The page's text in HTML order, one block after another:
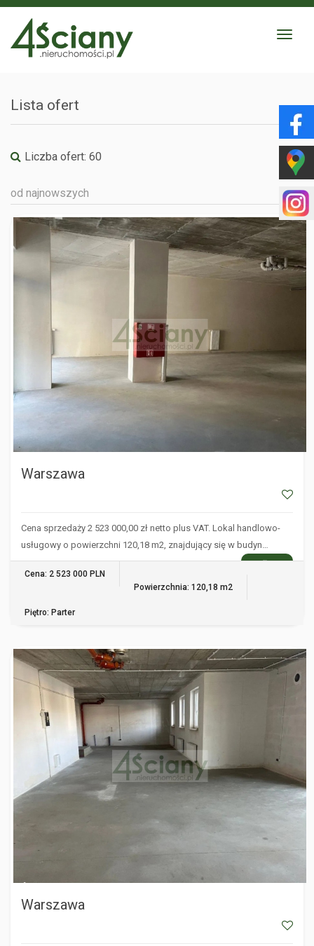
Toggle
Lista ofert
Liczba ofert: 60
od najnowszych
WARSZAWA
Warszawa
Cena sprzedaży 2 523 000,00 zł netto plus VAT. Lokal handlowo-
usługowy o powierzchni 120,18 m2, znajdujący się w budyn…
WIĘCEJ
Cena: 2 523 000 PLN
Powierzchnia: 120,18 m2
Piętro: Parter
WARSZAWA
Warszawa